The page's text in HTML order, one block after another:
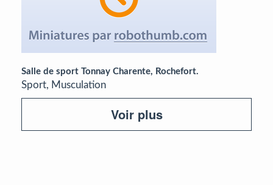
Salle de sport Tonnay Charente, Rochefort.
Sport, Musculation
Voir plus